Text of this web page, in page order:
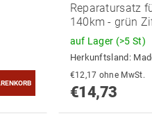
Reparatursatz
140km - grün
auf Lager (>5 St)
Herkunftsland:
€12,17 ohne MwSt.
€14,73